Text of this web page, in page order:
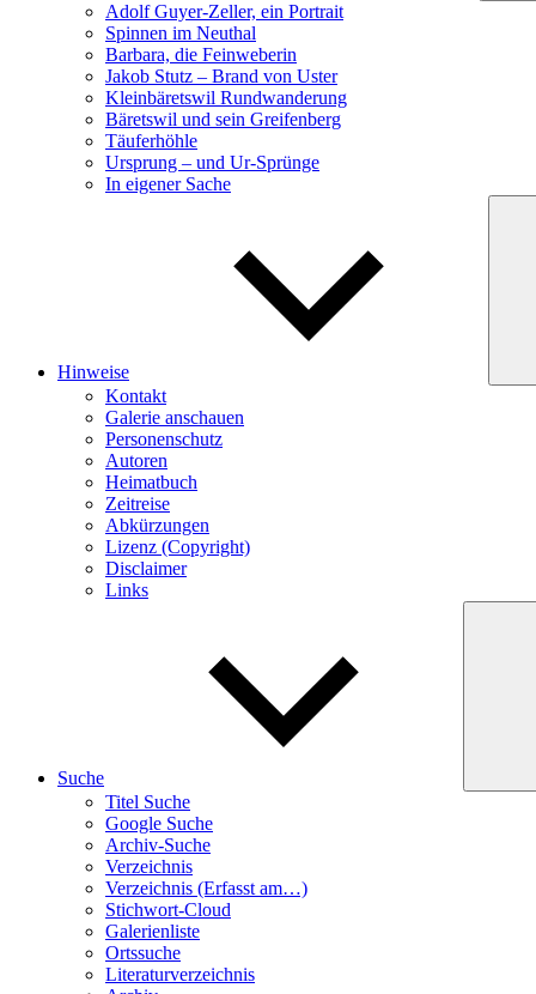
Adolf Guyer-Zeller, ein Portrait
Spinnen im Neuthal
Barbara, die Feinweberin
Jakob Stutz – Brand von Uster
Kleinbäretswil Rundwanderung
Bäretswil und sein Greifenberg
Täuferhöhle
Ursprung – und Ur-Sprünge
In eigener Sache
Hinweise
Kontakt
Galerie anschauen
Personenschutz
Autoren
Heimatbuch
Zeitreise
Abkürzungen
Lizenz (Copyright)
Disclaimer
Links
Suche
Titel Suche
Google Suche
Archiv-Suche
Verzeichnis
Verzeichnis (Erfasst am…)
Stichwort-Cloud
Galerienliste
Ortssuche
Literaturverzeichnis